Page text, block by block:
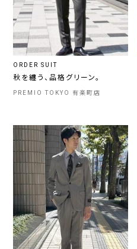
ORDER SUIT
秋を纏う、品格グリーン。
PREMIO TOKYO 有楽町店